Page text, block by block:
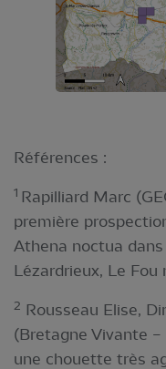
Références :
1 Rapilliard Marc
première
Athena noctua
Lézardrieux, Le Fou
2 Rousseau Elise,
(Bretagne Vivante –
une chouette très